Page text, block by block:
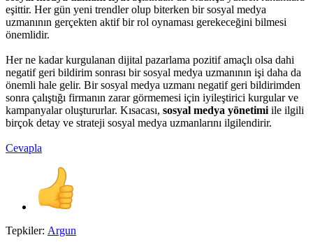
eşittir. Her gün yeni trendler olup biterken bir sosyal medya
uzmanının gerçekten aktif bir rol oynaması gerekeceğini bilmesi
önemlidir.
Her ne kadar kurgulanan dijital pazarlama pozitif amaçlı olsa dahi
negatif geri bildirim sonrası bir sosyal medya uzmanının işi daha da
önemli hale gelir. Bir sosyal medya uzmanı negatif geri bildirimden
sonra çalıştığı firmanın zarar görmemesi için iyileştirici kurgular ve
kampanyalar oluştururlar. Kısacası, sosyal medya yönetimi ile ilgili
birçok detay ve strateji sosyal medya uzmanlarını ilgilendirir.
Cevapla
Tepkiler: Argun